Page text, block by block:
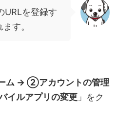
URLを登録す
す。
ム → ②アカウントの管理
ルアプリの変更 」をク